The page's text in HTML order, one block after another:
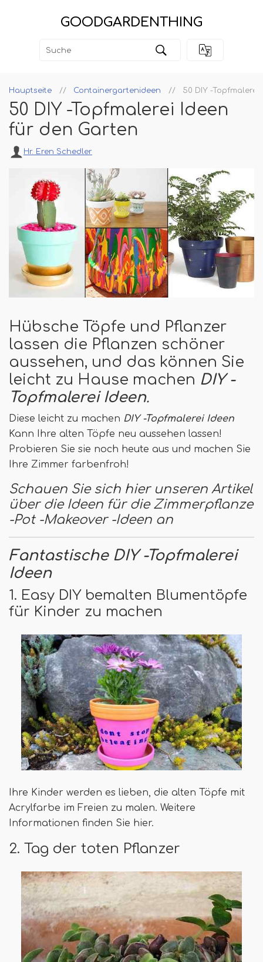
GOODGARDENTHING
Hauptseite Containergartenideen 50 DIY -
50 DIY -Topfmalerei Ideen
für den Garten
Hr. Eren Schedler
Hübsche Töpfe und Pflanzer
lassen die Pflanzen schöner
aussehen, und das können Sie
leicht zu Hause machen DIY -
Topfmalerei Ideen.
Diese leicht zu machen DIY -Topfmalerei Ideen
Kann Ihre alten Töpfe neu aussehen lassen!
Probieren Sie sie noch heute aus und machen Sie
Ihre Zimmer farbenfroh!
Schauen Sie sich hier unseren Artikel
über die Ideen für die Zimmerpflanze
-Pot -Makeover -Ideen an
Fantastische DIY -Topfmalerei
Ideen
1. Easy DIY bemalten Blumentöpfe
für Kinder zu machen
Ihre Kinder werden es lieben, die alten Töpfe mit
Acrylfarbe im Freien zu malen. Weitere
Informationen finden Sie hier.
2. Tag der toten Pflanzer